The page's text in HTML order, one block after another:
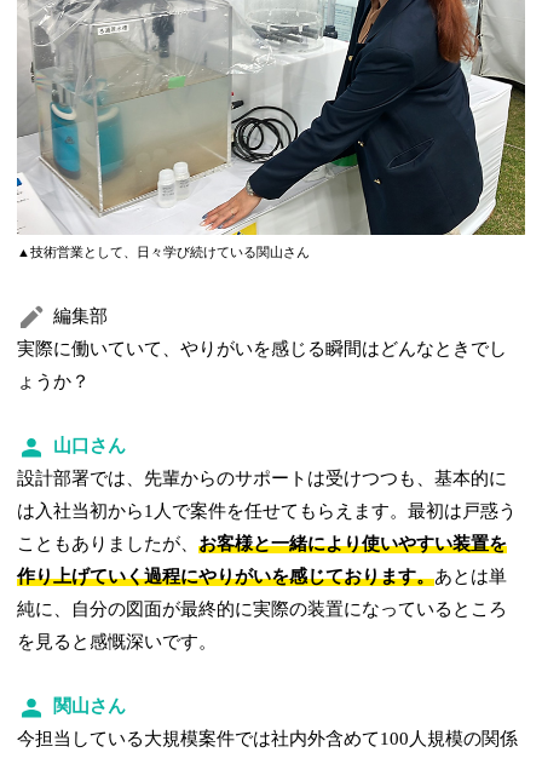
▲技術営業として、日々学び続けている関山さん
編集部
実際に働いていて、やりがいを感じる瞬間はどんなときでし
ょうか？
山口さん
設計部署では、先輩からのサポートは受けつつも、基本的に
は入社当初から1人で案件を任せてもらえます。最初は戸惑う
こともありましたが、お客様と一緒により使いやすい装置を
作り上げていく過程にやりがいを感じております。あとは単
純に、自分の図面が最終的に実際の装置になっているところ
を見ると感慨深いです。
関山さん
今担当している大規模案件では社内外含めて100人規模の関係